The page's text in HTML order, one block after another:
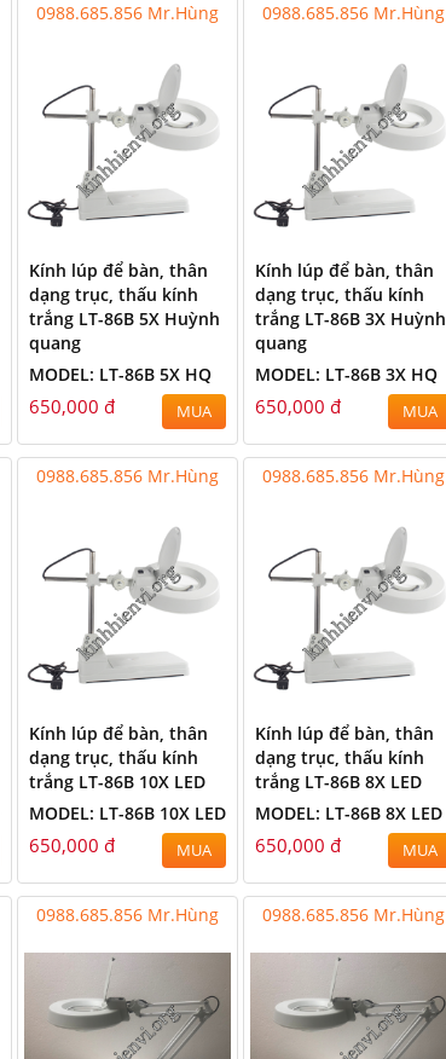
0988.685.856 Mr.Hùng
Kính lúp để bàn, thân
dạng trục, thấu kính
trắng LT-86B 5X Huỳnh
quang
MODEL: LT-86B 5X HQ
650,000 đ MUA
0988.685.856 Mr.Hùng
Kính lúp để bàn, thân
dạng trục, thấu kính
trắng LT-86B 3X Huỳnh
quang
MODEL: LT-86B 3X HQ
650,000 đ MUA
0988.685.856 Mr.Hùng
Kính lúp để bàn, thân
dạng trục, thấu kính
trắng LT-86B 10X LED
MODEL: LT-86B 10X LED
650,000 đ MUA
0988.685.856 Mr.Hùng
Kính lúp để bàn, thân
dạng trục, thấu kính
trắng LT-86B 8X LED
MODEL: LT-86B 8X LED
650,000 đ MUA
0988.685.856 Mr.Hùng 0988.685.856 Mr.Hùng
0988.685.856 Mr.Hùng